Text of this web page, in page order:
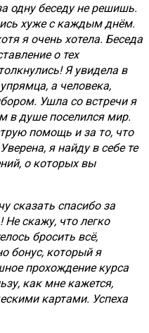
одну беседу не решишь.
хуже с каждым днём.
я очень хотела. Беседа
о тех
Я увидела в
а человека,
Ушла со встречи я
в душе поселился мир.
помощь и за то, что
я найду в себе те
о которых вы
сказать спасибо за
скажу, что легко
бросить всё,
бонус, который я
прохождение курса
как мне кажется,
картами. Успеха